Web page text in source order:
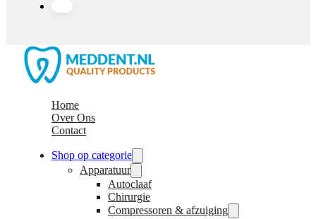
Home
Over Ons
Contact
Shop op categorie
Apparatuur
Autoclaaf
Chirurgie
Compressoren & afzuiging